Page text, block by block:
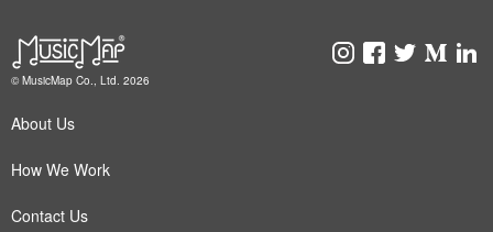
樂譜。近年參與香港教育大學中樂團籌組
© MusicMap Co., Ltd. 2026
About Us
How We Work
Contact Us